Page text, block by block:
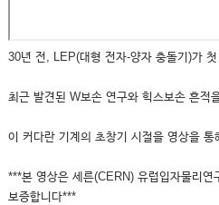
30년 전, LEP(대형 전자-양자 충돌기)가
최근 발견된 W보손 연구와 힉스보손 흔적
이 커다란 기계의 초창기 시절을 영상을 통
***본 영상은 세른(CERN) 유럽입자물리
보증합니다***